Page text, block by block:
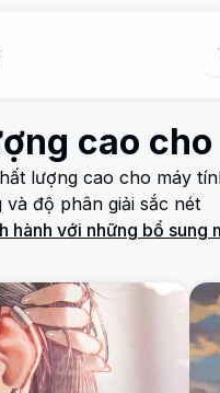
cao
lượng cao cho máy
độ phân giải sắc nét
hành với những bổ sung